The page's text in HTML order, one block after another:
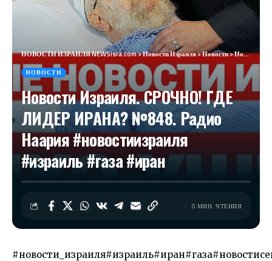
НОВОСТИ ИЗРАИЛЯ NEWSisra.com>Новости Израиля>Новости>Новости Израиля. СРОЧНО! ГДЕ ЛИДЕР ИРАНА? №848. Радио Наария #новостиизраиля #израиль #газа #иран
НОВОСТИ
Новости Израиля. СРОЧНО! ГДЕ
ЛИДЕР ИРАНА? №848. Радио
Наария #новостиизраиля
#израиль #газа #иран
0 МИН. ЧТЕНИЯ